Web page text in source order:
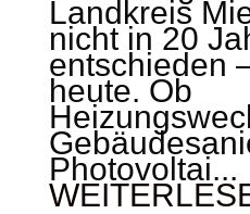
Landkreis
nicht in 20
entschieden
heute. Ob
Photovoltai...